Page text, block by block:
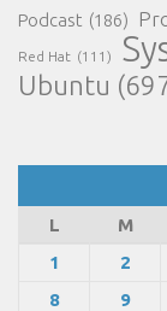
Podcast (186)
Red Hat (111)
Ubuntu
L
M
1
2
8
9